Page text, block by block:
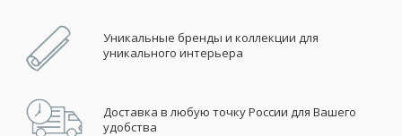
Уникальные бренды и коллекции для
уникального интерьера
Доставка в любую точку России для Вашего
удобства